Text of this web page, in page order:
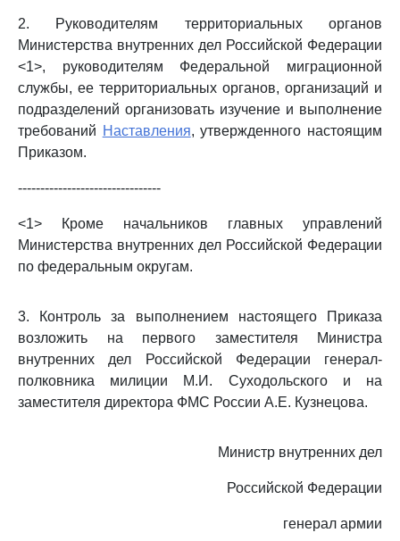
2. Руководителям территориальных органов
Министерства внутренних дел Российской Федерации
<1>, руководителям Федеральной миграционной
службы, ее территориальных органов, организаций и
подразделений организовать изучение и выполнение
требований Наставления, утвержденного настоящим
Приказом.
--------------------------------
<1> Кроме начальников главных управлений
Министерства внутренних дел Российской Федерации
по федеральным округам.
3. Контроль за выполнением настоящего Приказа
возложить на первого заместителя Министра
внутренних дел Российской Федерации генерал-
полковника милиции М.И. Суходольского и на
заместителя директора ФМС России А.Е. Кузнецова.
Министр внутренних дел
Российской Федерации
генерал армии